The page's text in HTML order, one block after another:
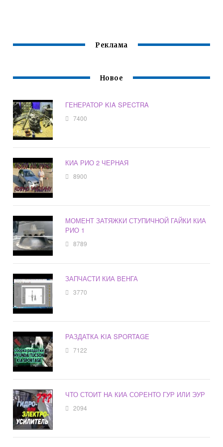
Реклама
Новое
ГЕНЕРАТОР KIA SPECTRA
7400
КИА РИО 2 ЧЕРНАЯ
8900
МОМЕНТ ЗАТЯЖКИ СТУПИЧНОЙ ГАЙКИ КИА
РИО 1
8789
ЗАПЧАСТИ КИА ВЕНГА
3770
РАЗДАТКА KIA SPORTAGE
7122
ЧТО СТОИТ НА КИА СОРЕНТО ГУР ИЛИ ЭУР
2094